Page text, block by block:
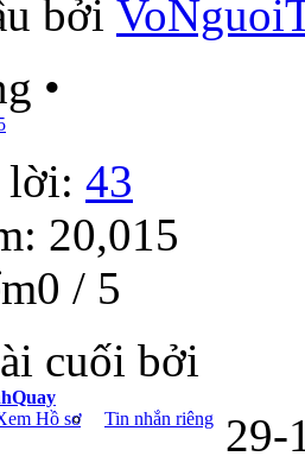
bởi
•
lời: 43
20,015
/ 5
cuối bởi
Hồ sơ
Tin nhắn riêng 29-